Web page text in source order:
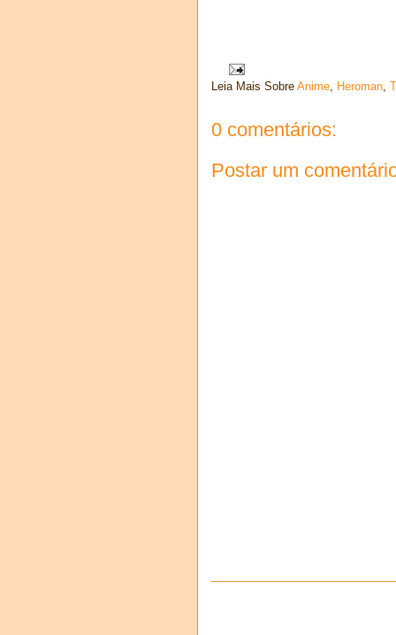
Leia Mais Sobre Anime, Heroman,
0 comentários:
Postar um